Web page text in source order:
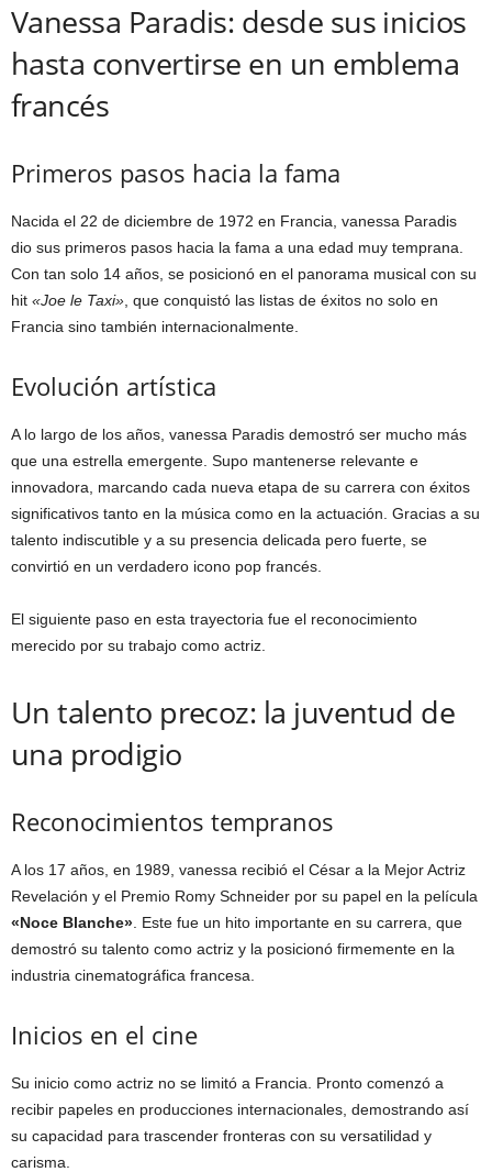
Vanessa Paradis: desde sus inicios
hasta convertirse en un emblema
francés
Primeros pasos hacia la fama
Nacida el 22 de diciembre de 1972 en Francia, vanessa Paradis
dio sus primeros pasos hacia la fama a una edad muy temprana.
Con tan solo 14 años, se posicionó en el panorama musical con su
hit «Joe le Taxi», que conquistó las listas de éxitos no solo en
Francia sino también internacionalmente.
Evolución artística
A lo largo de los años, vanessa Paradis demostró ser mucho más
que una estrella emergente. Supo mantenerse relevante e
innovadora, marcando cada nueva etapa de su carrera con éxitos
significativos tanto en la música como en la actuación. Gracias a su
talento indiscutible y a su presencia delicada pero fuerte, se
convirtió en un verdadero icono pop francés.
El siguiente paso en esta trayectoria fue el reconocimiento
merecido por su trabajo como actriz.
Un talento precoz: la juventud de
una prodigio
Reconocimientos tempranos
A los 17 años, en 1989, vanessa recibió el César a la Mejor Actriz
Revelación y el Premio Romy Schneider por su papel en la película
«Noce Blanche». Este fue un hito importante en su carrera, que
demostró su talento como actriz y la posicionó firmemente en la
industria cinematográfica francesa.
Inicios en el cine
Su inicio como actriz no se limitó a Francia. Pronto comenzó a
recibir papeles en producciones internacionales, demostrando así
su capacidad para trascender fronteras con su versatilidad y
carisma.